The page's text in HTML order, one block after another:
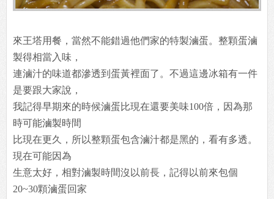
來王塔用餐，當然不能錯過他們家的特製滷蛋。整顆蛋滷
製得相當入味，
連滷汁的味道都滲透到蛋黃裡面了。不過這邊冰箱有一件
是要跟大家說，
我記得早期來的時候滷蛋比現在還要美味100倍，因為那
時可能滷製時間
比現在更久，所以整顆蛋包含滷汁都是黑的，看有多透。
現在可能因為
生意太好，相對滷製時間沒以前長，記得以前來包個
20~30顆滷蛋回家